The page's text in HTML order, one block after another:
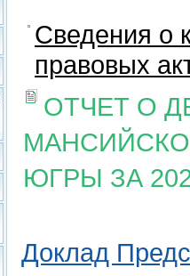
Сведения о
правовых
ОТЧЕТ О
ЮГРЫ ЗА
Доклад